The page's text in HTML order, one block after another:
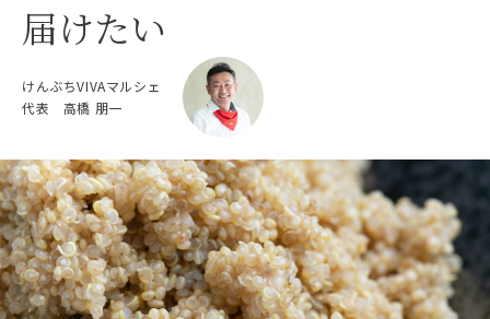
ルが変更となる場合もございますのでご了承ください
○ 応募者、閲覧者を含むすべてのユーザーはInstagramの利
用規約を遵守する必要があります。ま た、Instagramのサー
ます
○ 審査結果に関するお問い合わせはお受けしておりません
○ プレゼントの発送は日本国内に限らせていただきます
○ ご提供いただいた個人情報(住所、氏名、電話番号等)は、
プレゼント発送のために利用させて いただき、明示した利用
目的以外で利用・提供することはありません
○ ご提供いただいた個人情報については、当社にて厳重に管
届けたい
けんぶちVIVAマルシェ
代表 高橋 朋一